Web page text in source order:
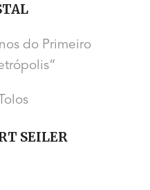
do Primeiro
SEILER